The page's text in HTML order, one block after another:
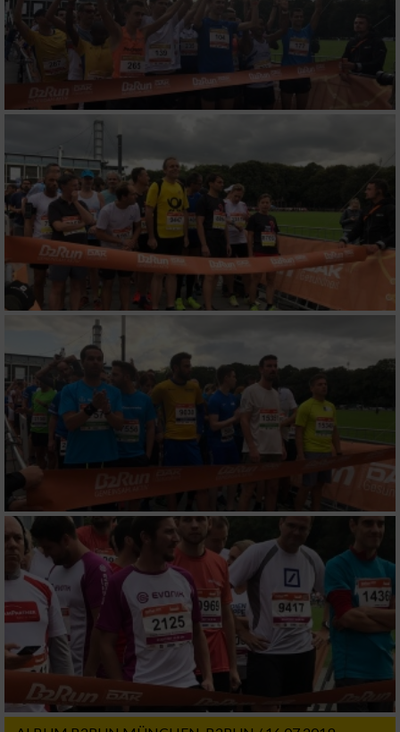
Analyse von Zielgruppen durch Statistiken
oder Kombinationen von Daten aus
verschiedenen Quellen
Entwicklung und Verbesserung der Angebote
Verwendung reduzierter Daten zur Auswahl
IAB-Besonderheiten:
Verwendung genauer Standortdaten
Geräte anhand von aktiv angeforderten
Informationen identifizieren
Nicht-IAB-Verarbeitungszwecke:
Performance
Funktional